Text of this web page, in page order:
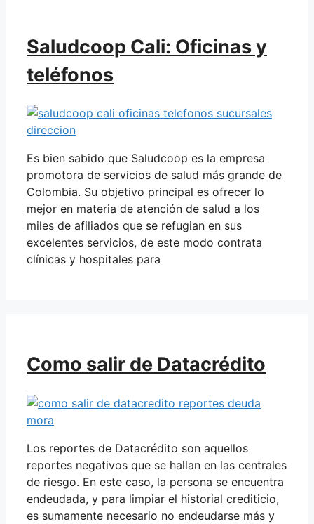
Saludcoop Cali: Oficinas y
teléfonos
Es bien sabido que Saludcoop es la empresa
promotora de servicios de salud más grande de
Colombia. Su objetivo principal es ofrecer lo
mejor en materia de atención de salud a los
miles de afiliados que se refugian en sus
excelentes servicios, de este modo contrata
clínicas y hospitales para
Como salir de Datacrédito
Los reportes de Datacrédito son aquellos
reportes negativos que se hallan en las centrales
de riesgo. En este caso, la persona se encuentra
endeudada, y para limpiar el historial crediticio,
es sumamente necesario no endeudarse más y